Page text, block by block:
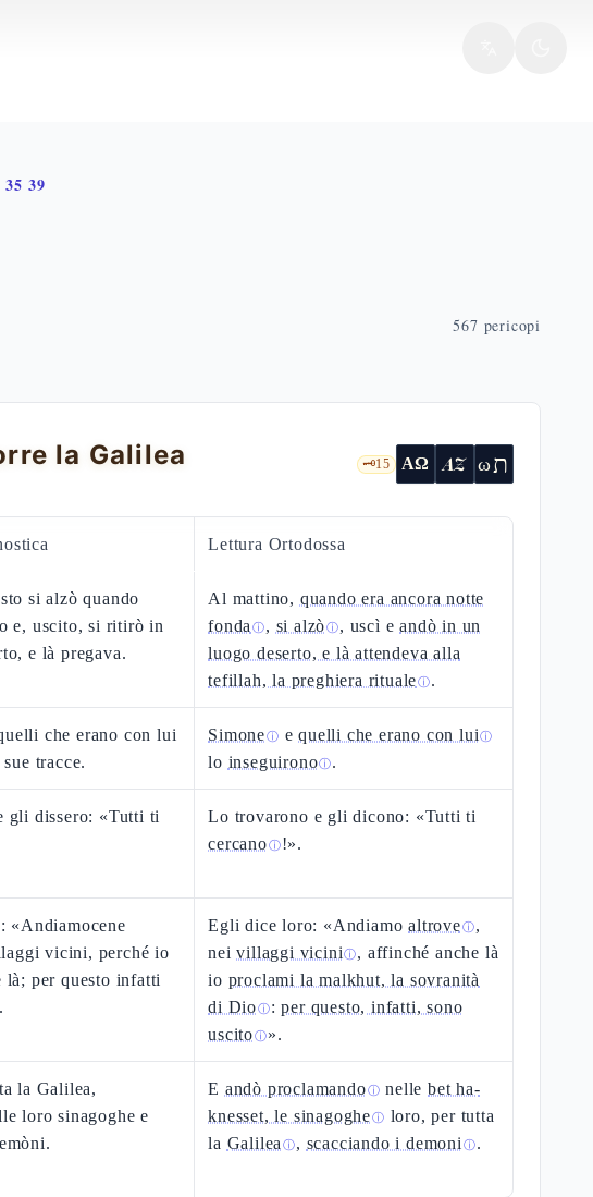
39
567 pericopi
la Galilea 🗝️15 ΑΩ AZ ωת
Lettura Ortodossa
si alzò quando
e, uscito, si ritirò in
e là pregava.
Al mattino, quando era ancora notte
fonda ⓘ, si alzòⓘ, uscì eandò in un
luogo deserto, e là attendeva alla
tefillah, la preghiera ritualeⓘ.
che erano con lui
tracce.
Simoneⓘ equelli che erano con lui ⓘ
lo inseguironoⓘ.
gli dissero: «Tutti ti
Lo trovarono e gli dicono: «Tutti ti
cercanoⓘ!».
«Andiamocene
vicini, perché io
là; per questo infatti
Egli dice loro: «Andiamoaltroveⓘ,
neivillaggi vicini ⓘ, affinché anche là
io proclami la malkhut, la sovranità
di Dioⓘ:per questo, infatti, sono
uscitoⓘ».
la Galilea,
loro sinagoghe e
E andò proclamandoⓘ nellebet ha-
knesset, le sinagogheⓘ loro, per tutta
la Galilea ⓘ, scacciando i demoni ⓘ.